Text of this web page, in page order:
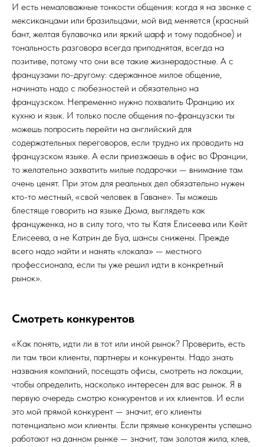
И есть немаловажные тонкости общения: когда я на звонке с
мексиканцами или бразильцами, мой вид меняется (красный
бант, желтая булавочка или яркий шарф и тому подобное) и
тональность разговора всегда приподнятая, всегда на
позитиве, потому что они все такие жизнерадостные. А с
французами по-другому: сдержанное милое общение,
начинать надо с любезностей и обязательно на
французском. Непременно нужно похвалить Францию их
кухню и язык. И только после общения по-французски ты
можешь попросить перейти на английский для
содержательных переговоров, если трудно их проводить на
французском языке. А если приезжаешь в офис во Франции,
то желательно захватить милые подарочки — внимание там
очень ценят. При этом для реальных дел обязательно нужен
кто-то местный, «свой человек в Гаване». Ты можешь
блестяще говорить на языке Дюма, выглядеть как
француженка, но в силу того, что ты Катя Елисеева или Кейт
Елисеева, а не Катрин де Буа, шансы снижены. Прежде
всего надо найти и нанять «локала» — местного
профессионала, если ты уже решил идти в конкретный
рынок».
Смотреть конкурентов
«Как понять, идти ли в тот или иной рынок? Проверить, есть
ли там твои клиенты, партнеры и конкуренты. Надо знать
названия компаний, посещать офисы, смотреть на локации,
чтобы определить, насколько интересен для вас рынок. Я в
первую очередь смотрю конкурентов и их клиентов. И если
это мой прямой конкурент — значит, его клиенты
потенциально мои клиенты. Если прямые конкуренты успешно
работают на данном рынке — значит, там золотая жила, клев,